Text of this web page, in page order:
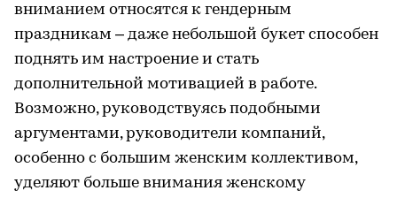
вниманием относятся к гендерным
праздникам – даже небольшой букет способен
поднять им настроение и стать
дополнительной мотивацией в работе.
Возможно, руководствуясь подобными
аргументами, руководители компаний,
особенно с большим женским коллективом,
уделяют больше внимания женскому